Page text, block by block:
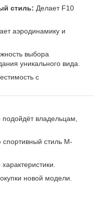
стиль: Делает F10
аэродинамику и
выбора
уникального вида.
с
владельцам,
стиль M-
новой модели.